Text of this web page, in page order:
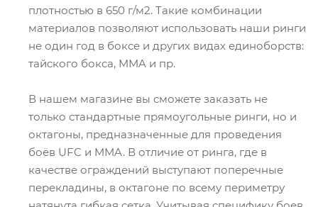
плотностью в 650 г/м2. Такие комбинации
материалов позволяют использовать наши ринги
не один год в боксе и других видах единоборств:
тайского бокса, MMA и пр.
В нашем магазине вы сможете заказать не
только стандартные прямоугольные ринги, но и
октагоны, предназначенные для проведения
боёв UFC и MMA. В отличие от ринга, где в
качестве ограждений выступают поперечные
перекладины, в октагоне по всему периметру